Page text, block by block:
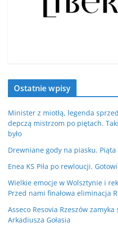
Ostatnie wpisy
Minister z miotłą, legenda
depczą mistrzom po piętach.
było
Drewniane gody na piasku.
Enea KS Piła po rewloucji.
Wielkie emocje w Wolsztynie i
Przed nami finałowa eliminacja
Asseco Resovia Rzeszów zamyka
Arkadiusza Gołasia